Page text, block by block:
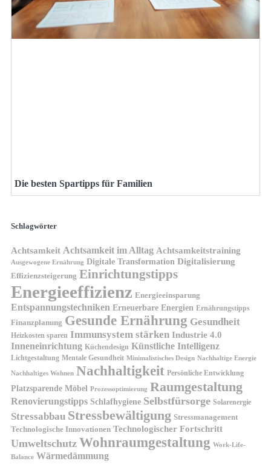
Die besten Spartipps für Familien
Schlagwörter
Achtsamkeit Achtsamkeit im Alltag Achtsamkeitstraining
Ausgewogene Ernährung Digitale Transformation Digitalisierung
Effizienzsteigerung Einrichtungstipps
Energieeffizienz Energieeinsparung
Entspannungstechniken Erneuerbare Energien Ernährungstipps
Finanzplanung Gesunde Ernährung Gesundheit
Heizkosten sparen Immunsystem stärken Industrie 4.0
Inneneinrichtung Küchendesign Künstliche Intelligenz
Lichtgestaltung Mentale Gesundheit Minimalistisches Design Nachhaltige Energie
Nachhaltiges Wohnen Nachhaltigkeit Persönliche Entwicklung
Platzsparende Möbel Prozessoptimierung Raumgestaltung
Renovierungstipps Schlafhygiene Selbstfürsorge Solarenergie
Stressabbau Stressbewältigung Stressmanagement
Technologische Innovationen Technologischer Fortschritt
Umweltschutz Wohnraumgestaltung Work-Life-
Balance Wärmedämmung